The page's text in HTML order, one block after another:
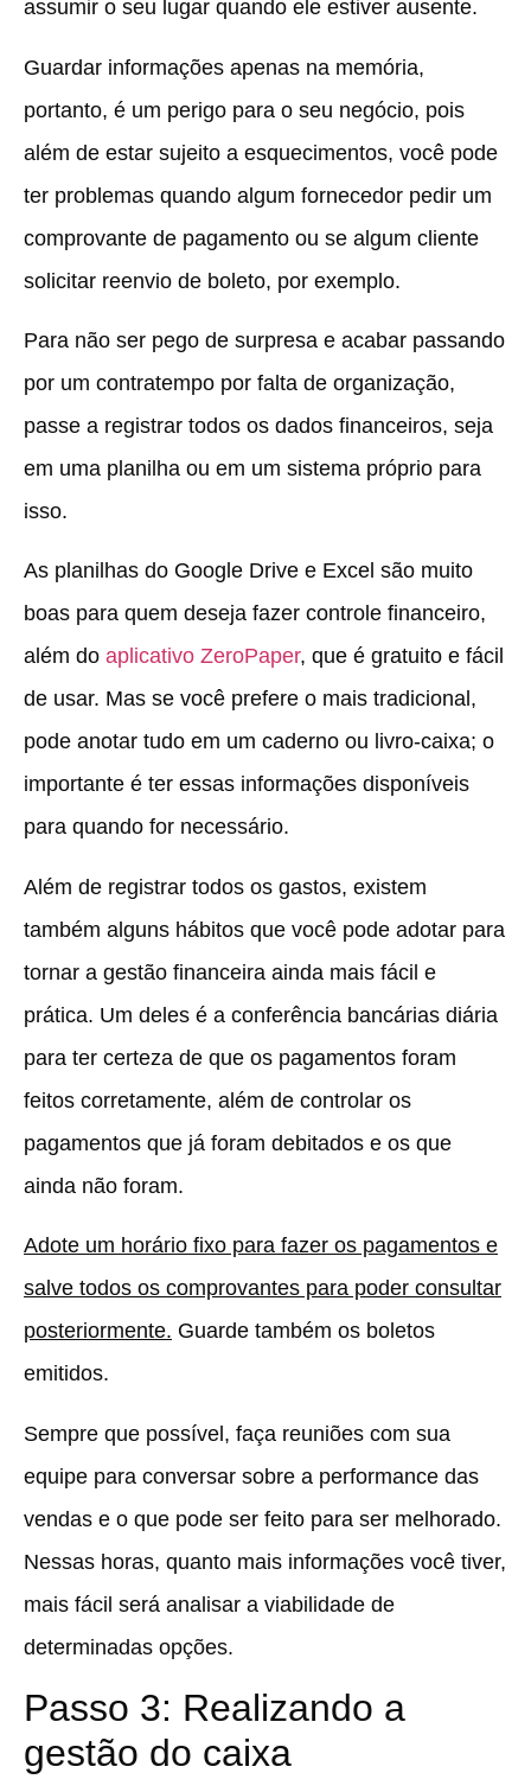
assumir o seu lugar quando ele estiver ausente.
Guardar informações apenas na memória,
portanto, é um perigo para o seu negócio, pois
além de estar sujeito a esquecimentos, você pode
ter problemas quando algum fornecedor pedir um
comprovante de pagamento ou se algum cliente
solicitar reenvio de boleto, por exemplo.
Para não ser pego de surpresa e acabar passando
por um contratempo por falta de organização,
passe a registrar todos os dados financeiros, seja
em uma planilha ou em um sistema próprio para
isso.
As planilhas do Google Drive e Excel são muito
boas para quem deseja fazer controle financeiro,
além do aplicativo ZeroPaper, que é gratuito e fácil
de usar. Mas se você prefere o mais tradicional,
pode anotar tudo em um caderno ou livro-caixa; o
importante é ter essas informações disponíveis
para quando for necessário.
Além de registrar todos os gastos, existem
também alguns hábitos que você pode adotar para
tornar a gestão financeira ainda mais fácil e
prática. Um deles é a conferência bancárias diária
para ter certeza de que os pagamentos foram
feitos corretamente, além de controlar os
pagamentos que já foram debitados e os que
ainda não foram.
Adote um horário fixo para fazer os pagamentos e
salve todos os comprovantes para poder consultar
posteriormente. Guarde também os boletos
emitidos.
Sempre que possível, faça reuniões com sua
equipe para conversar sobre a performance das
vendas e o que pode ser feito para ser melhorado.
Nessas horas, quanto mais informações você tiver,
mais fácil será analisar a viabilidade de
determinadas opções.
Passo 3: Realizando a
gestão do caixa